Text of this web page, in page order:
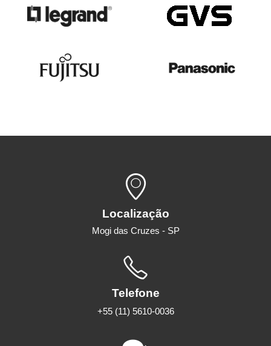
Localização
Mogi das Cruzes - SP
Telefone
+55 (11) 5610-0036